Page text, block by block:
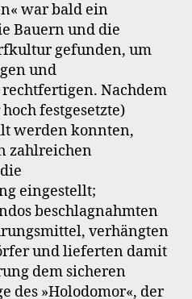
war bald ein
Bauern und die
gefunden, um
und
Nachdem
festgesetzte)
werden konnten,
zahlreichen
eingestellt;
beschlagnahmten
verhängten
und lieferten damit
dem sicheren
des »Holodomor«, der